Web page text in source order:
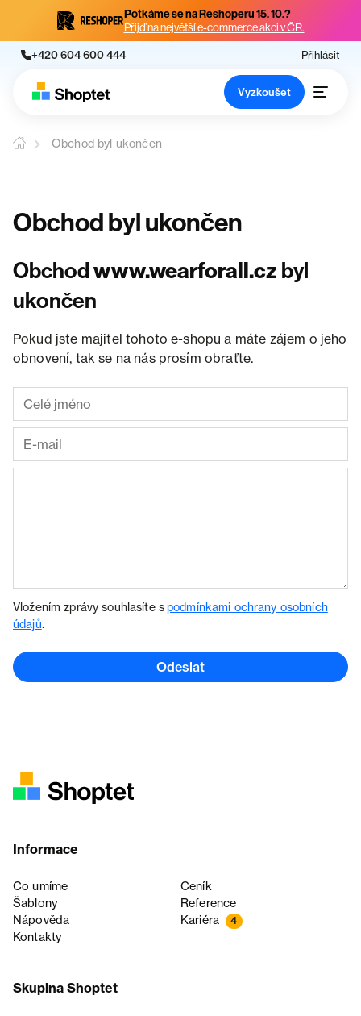
Potkáme se na Reshoperu 15. 10.?
Přijď na největší e-commerce akci v ČR.
+420 604 600 444 Přihlásit
Vyzkoušet
Obchod byl ukončen
Obchod byl ukončen
Obchodwww.wearforall.cz byl
ukončen
Pokud jste majitel tohoto e-shopu a máte zájem o jeho
obnovení, tak se na nás prosím obraťte.
Vložením zprávy souhlasíte spodmínkami ochrany osobních
údajů.
Odeslat
Informace
Co umíme
Ceník
Šablony
Reference
Nápověda
Kariéra 4
Kontakty
Skupina Shoptet